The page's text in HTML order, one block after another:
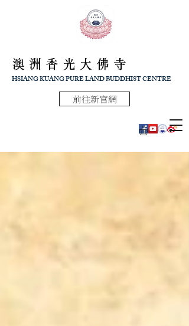
澳洲香光大佛寺
HSIANG KUANG PURE LAND BUDDHIST CENTRE
前往新官網